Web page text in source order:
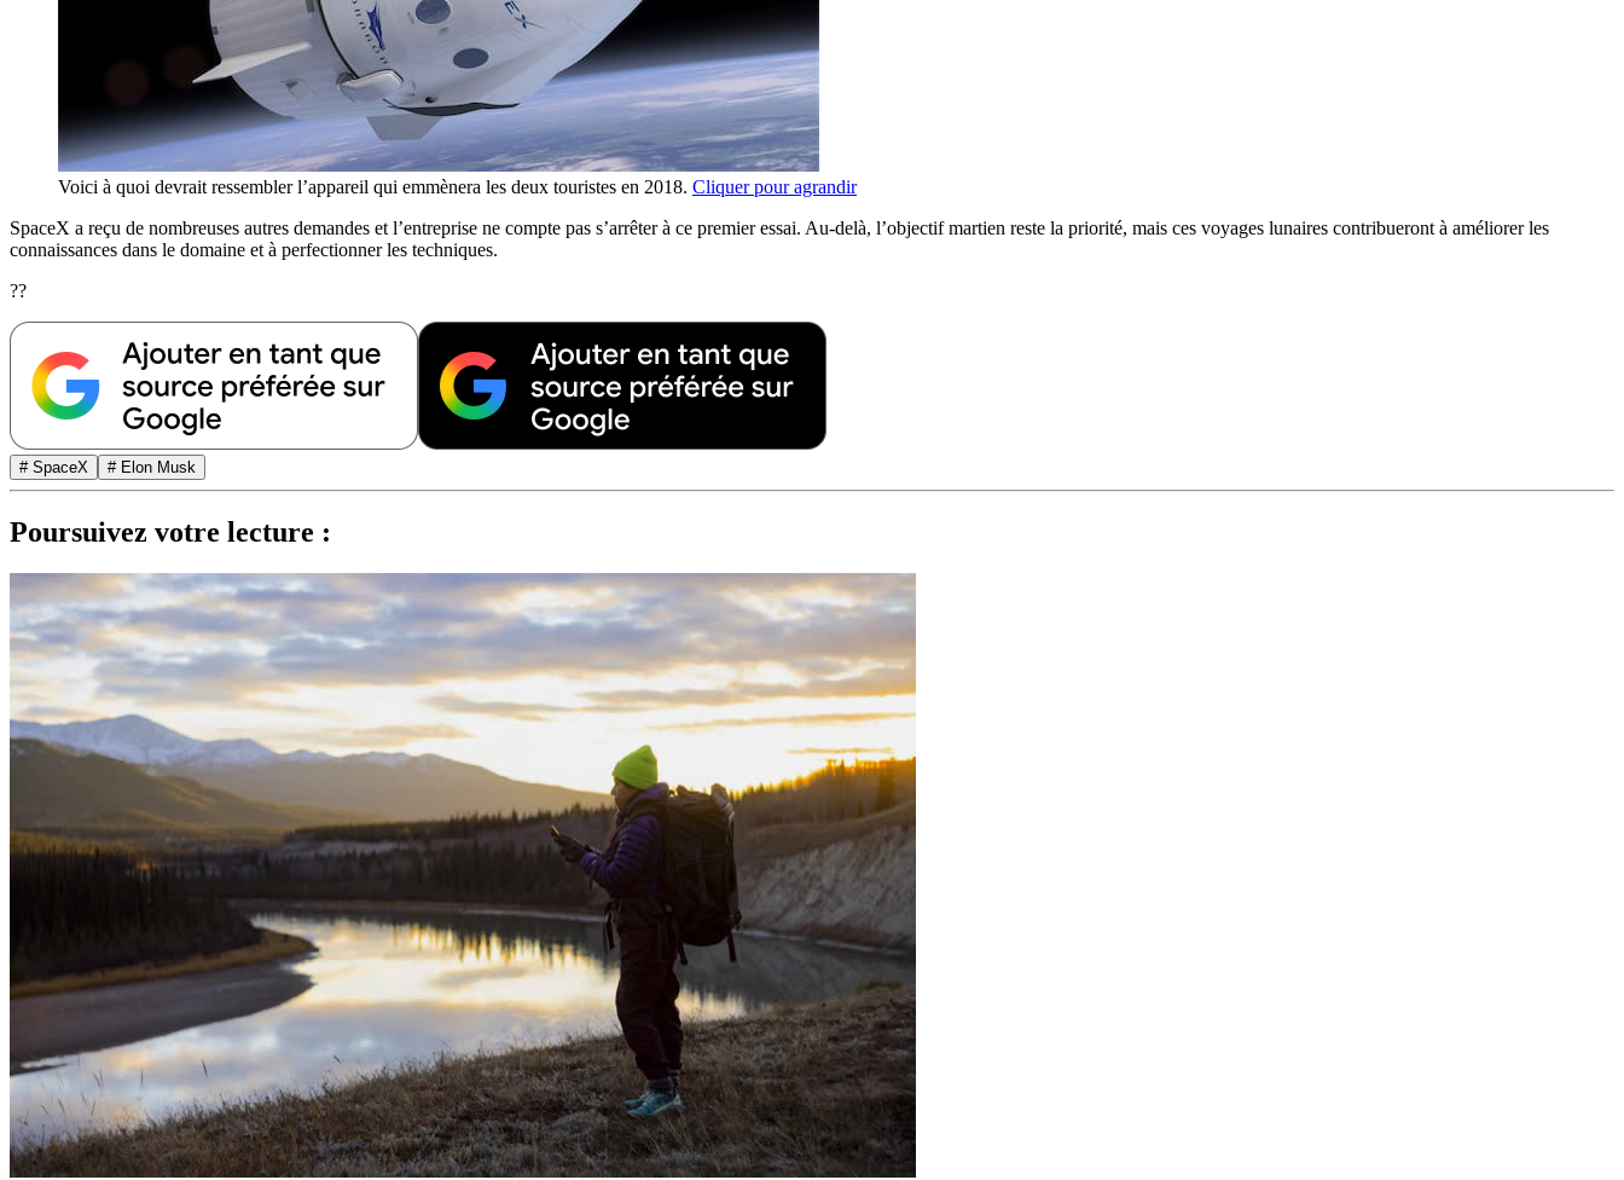
Voici à quoi devrait ressembler l’appareil qui emmènera les deux touristes en 2018. Cliquer pour agrandir
SpaceX a reçu de nombreuses autres demandes et l’entreprise ne compte pas s’arrêter à ce premier essai. Au-delà, l’objectif martien reste la priorité, mais ces voyages lunaires contribueront à améliorer les
connaissances dans le domaine et à perfectionner les techniques.
??
# SpaceX # Elon Musk
Poursuivez votre lecture :